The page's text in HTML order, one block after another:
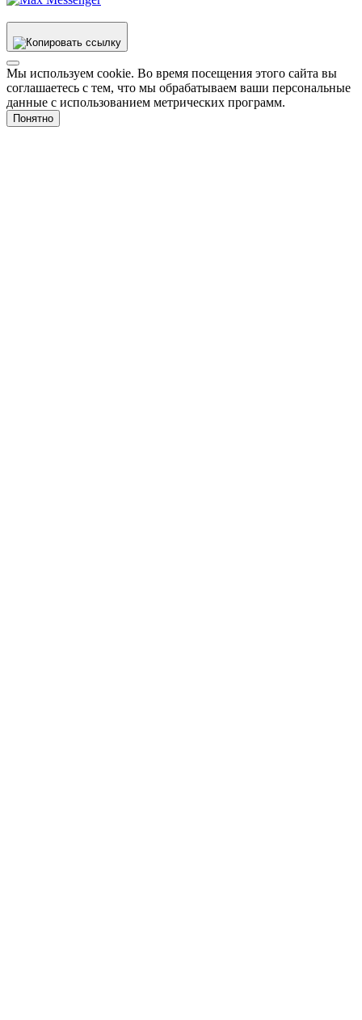
Мы используем cookie. Во время посещения этого сайта вы
соглашаетесь с тем, что мы обрабатываем ваши персональные
данные с использованием метрических программ.
Понятно